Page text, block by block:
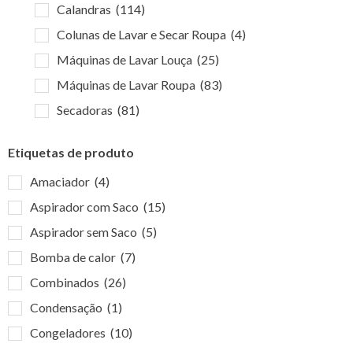
Calandras (114)
Colunas de Lavar e Secar Roupa (4)
Máquinas de Lavar Louça (25)
Máquinas de Lavar Roupa (83)
Secadoras (81)
Etiquetas de produto
Amaciador (4)
Aspirador com Saco (15)
Aspirador sem Saco (5)
Bomba de calor (7)
Combinados (26)
Condensação (1)
Congeladores (10)